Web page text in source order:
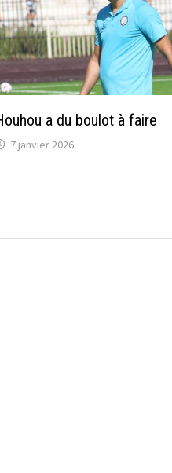
a du boulot à faire
7 janvier 2026